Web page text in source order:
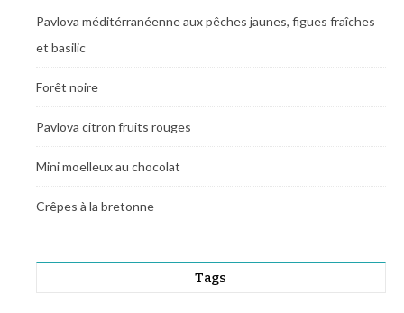
Pavlova méditérranéenne aux pêches jaunes, figues fraîches
et basilic
Forêt noire
Pavlova citron fruits rouges
Mini moelleux au chocolat
Crêpes à la bretonne
Tags